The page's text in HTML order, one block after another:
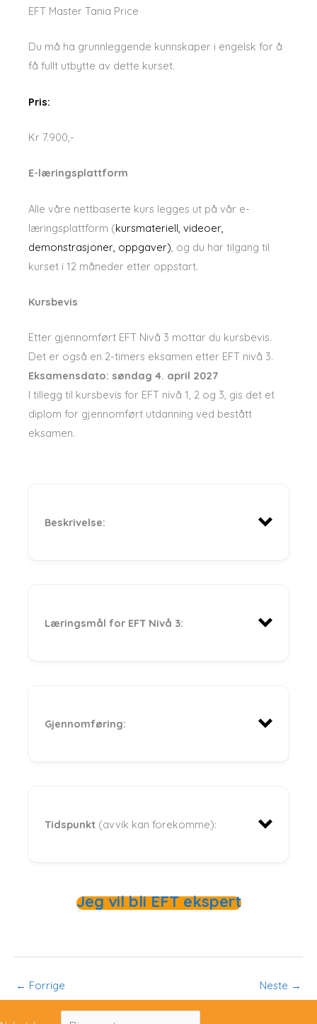
EFT Master Tania Price
Du må ha grunnleggende kunnskaper i engelsk for å
få fullt utbytte av dette kurset.
Pris:
Kr 7.900,-
E-læringsplattform
Alle våre nettbaserte kurs legges ut på vår e-
læringsplattform (kursmateriell, videoer,
demonstrasjoner, oppgaver) , og du har tilgang til
kurset i 12 måneder etter oppstart.
Kursbevis
Etter gjennomført EFT Nivå 3 mottar du kursbevis.
Det er også en 2-timers eksamen etter EFT nivå 3.
Eksamensdato: søndag 4. april 2027
I tillegg til kursbevis for EFT nivå 1, 2 og 3, gis det et
diplom for gjennomført utdanning ved bestått
eksamen.
Beskrivelse:
Læringsmål for EFT Nivå 3:
Gjennomføring:
Tidspunkt (avvik kan forekomme):
Tidspunkt Fredag
Pause: 11:30 – 11:45
Jeg vil bli EFT ekspert
← Forrige Neste →